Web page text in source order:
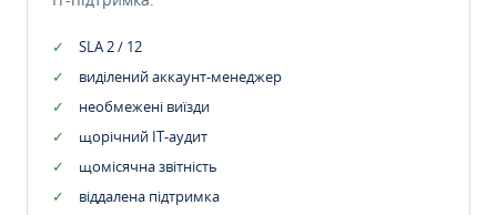
SLA 2 / 12
виділений аккаунт-менеджер
необмежені виїзди
щорічний IT-аудит
щомісячна звітність
віддалена підтримка